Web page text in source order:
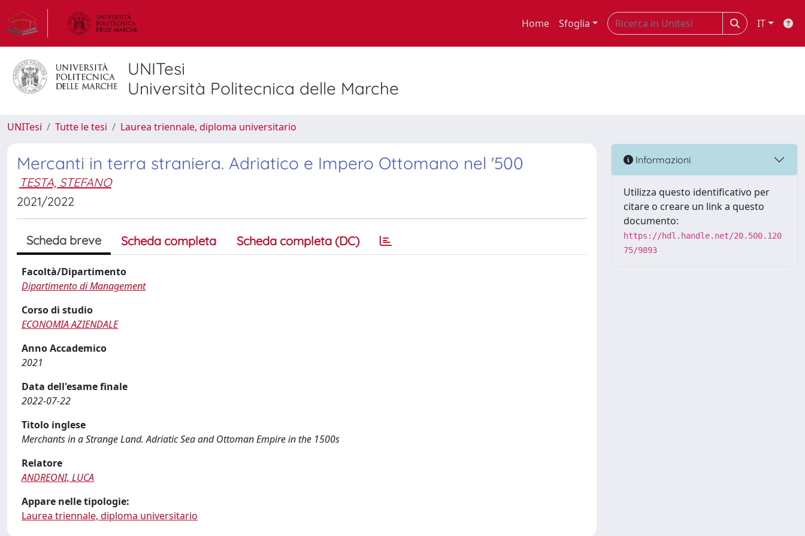
Home Sfoglia IT
UNITesi
Università Politecnica delle Marche
UNITesi Tutte le tesi Laurea triennale, diploma universitario
Mercanti in terra straniera. Adriatico e Impero Ottomano nel '500
TESTA, STEFANO
2021/2022
Scheda breve Scheda completa Scheda completa (DC)
Facoltà/Dipartimento
Dipartimento di Management
Corso di studio
ECONOMIA AZIENDALE
Anno Accademico
2021
Data dell'esame finale
2022-07-22
Titolo inglese
Merchants in a Strange Land. Adriatic Sea and Ottoman Empire in the 1500s
Relatore
ANDREONI, LUCA
Appare nelle tipologie:
Laurea triennale, diploma universitario
Informazioni
Utilizza questo identificativo per
citare o creare un link a questo
documento:
https://hdl.handle.net/20.500.120
75/9893